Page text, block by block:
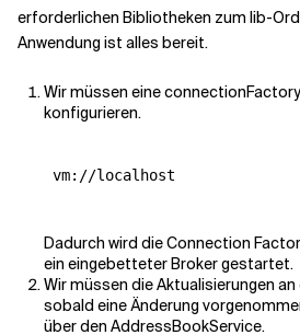
erforderlichen Bibliotheken zum lib-
Anwendung ist alles bereit.
Wir müssen eine
konfigurieren.
vm://localhost
Dadurch wird die Connection
ein eingebetteter Broker gestartet.
Wir müssen die Aktualisierungen
sobald eine Änderung
über den AddressBookService.